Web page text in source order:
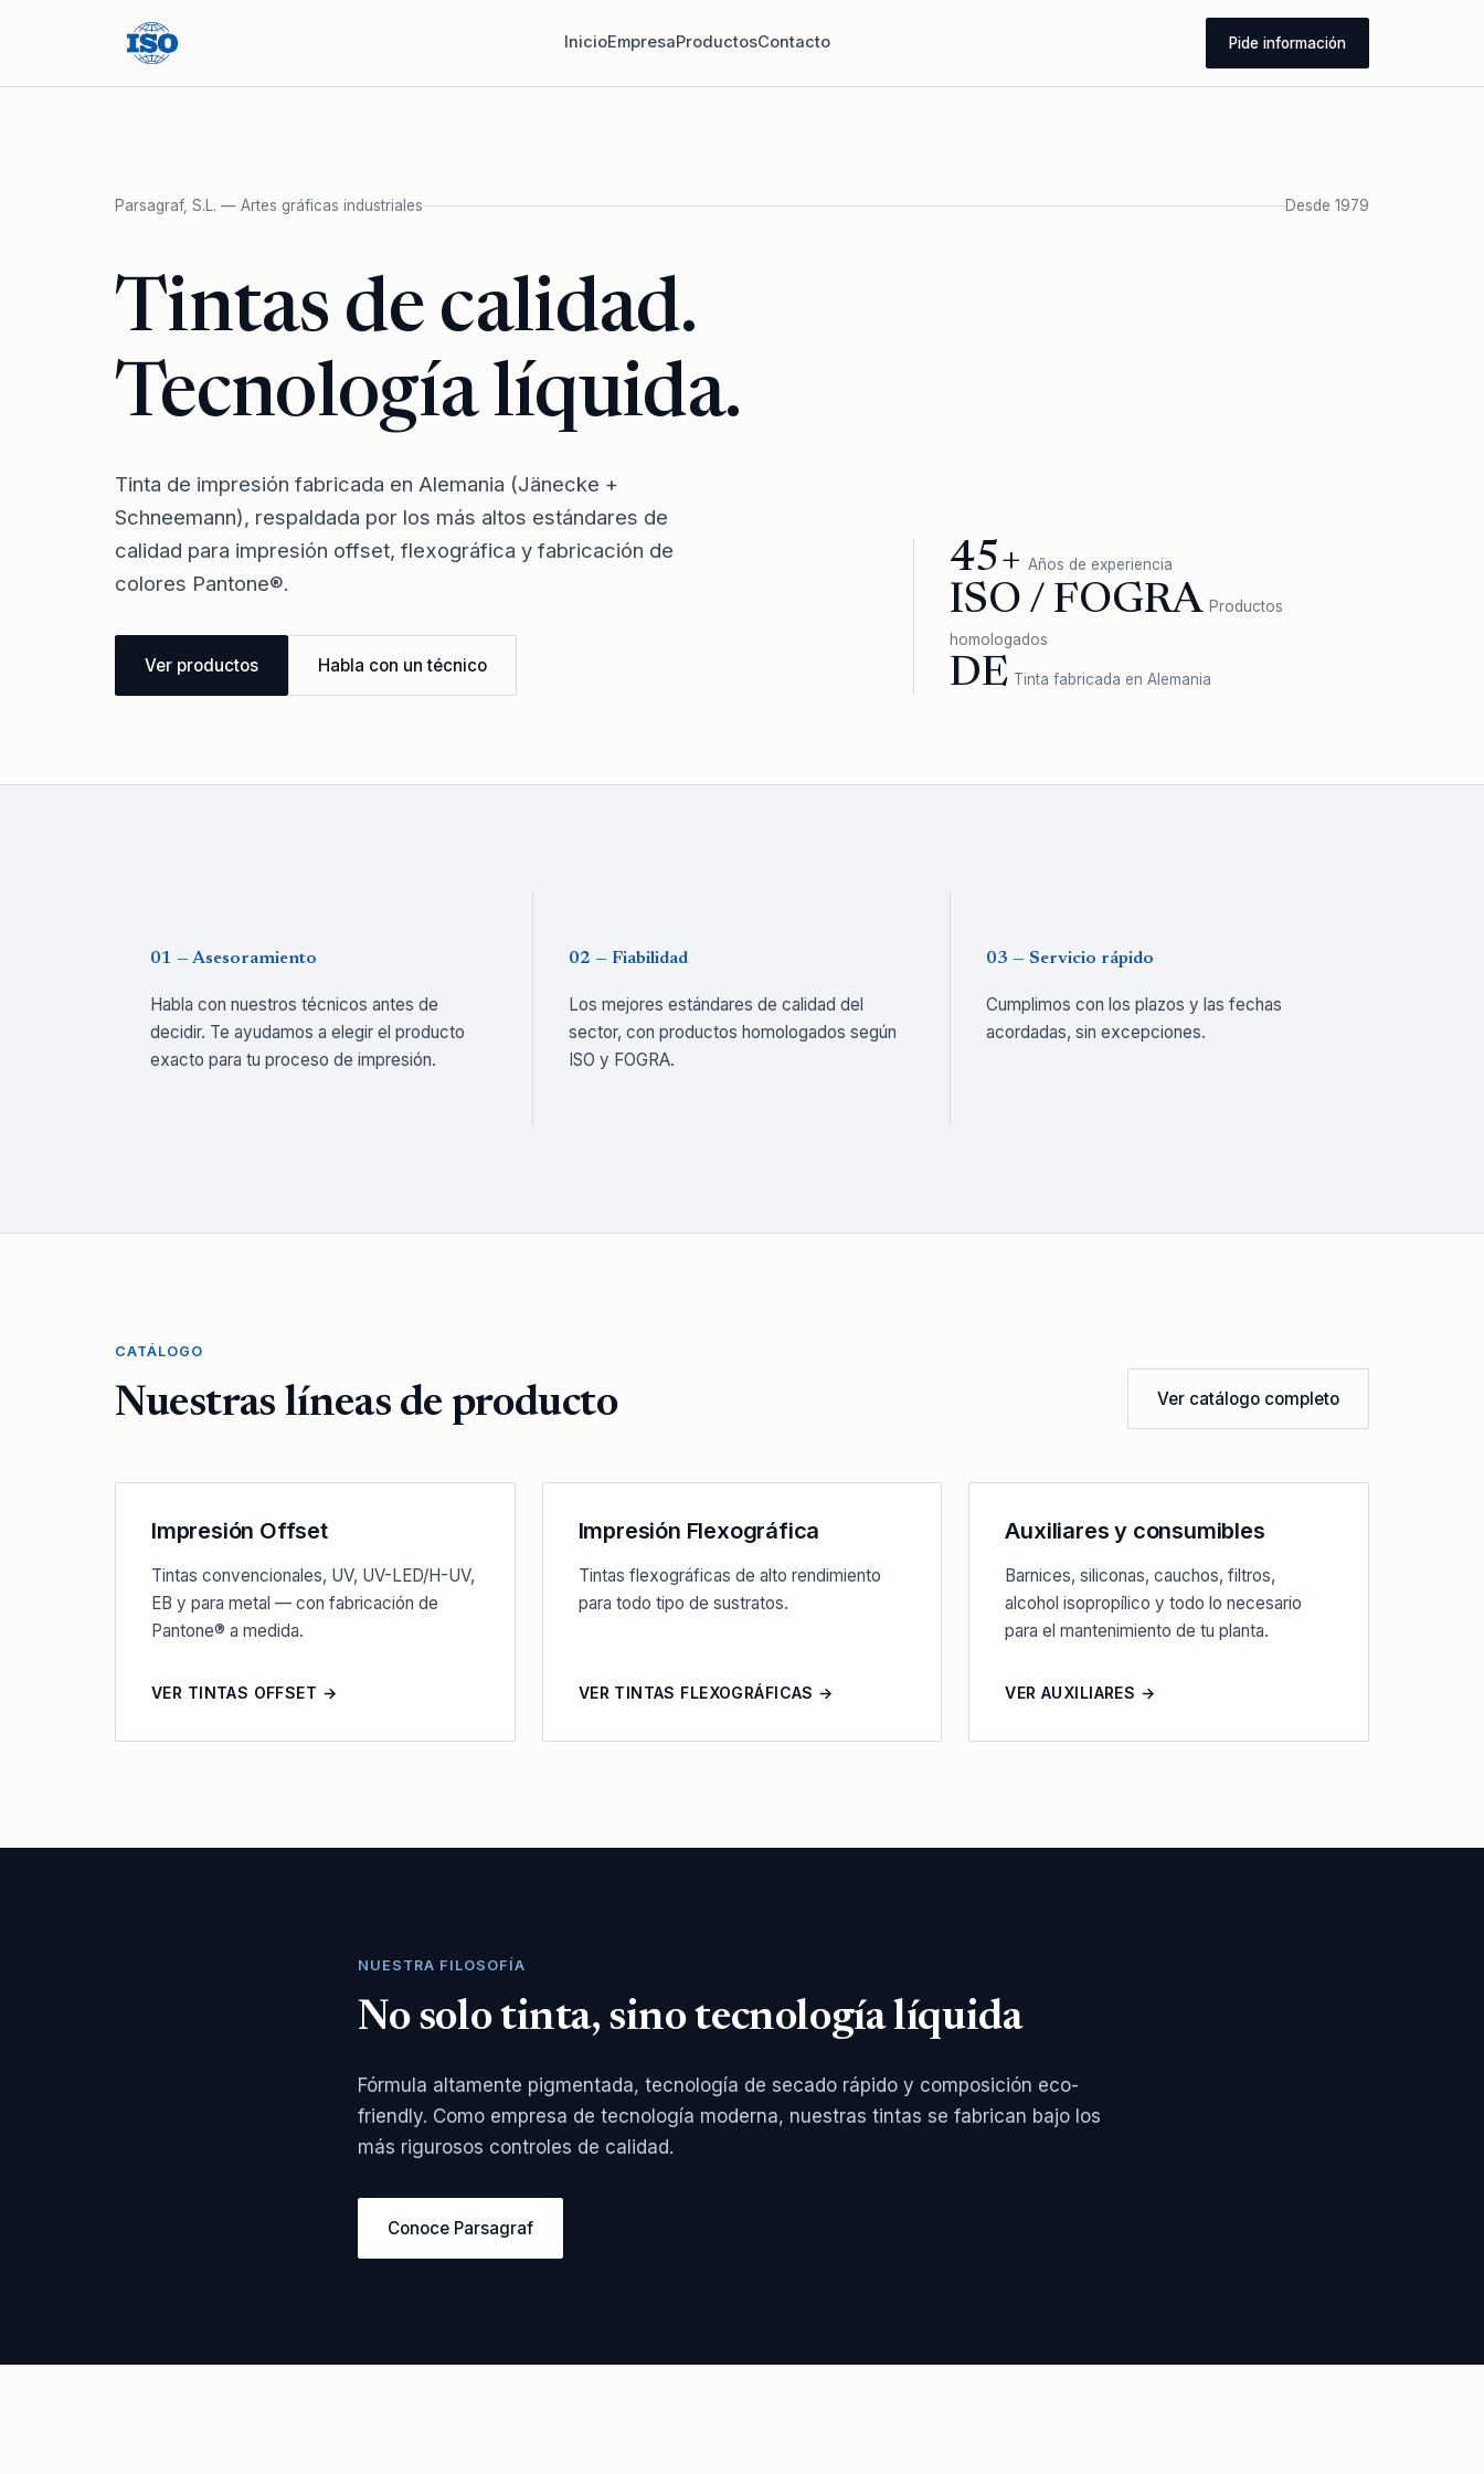
InicioEmpresaProductosContacto Pide información
Parsagraf, S.L. — Artes gráficas industriales Desde 1979
Tintas de calidad.
Tecnología líquida.
Tinta de impresión fabricada en Alemania (Jänecke +
Schneemann), respaldada por los más altos estándares de
calidad para impresión offset, flexográfica y fabricación de
colores Pantone®.
Ver productos Habla con un técnico
45+ Años de experiencia
ISO / FOGRA Productos
homologados
DE Tinta fabricada en Alemania
01 — Asesoramiento
Habla con nuestros técnicos antes de
decidir. Te ayudamos a elegir el producto
exacto para tu proceso de impresión.
02 — Fiabilidad
Los mejores estándares de calidad del
sector, con productos homologados según
ISO y FOGRA.
03 — Servicio rápido
Cumplimos con los plazos y las fechas
acordadas, sin excepciones.
CATÁLOGO
Nuestras líneas de producto Ver catálogo completo
Impresión Offset
Tintas convencionales, UV, UV-LED/H-UV,
EB y para metal — con fabricación de
Pantone® a medida.
VER TINTAS OFFSET →
Impresión Flexográfica
Tintas flexográficas de alto rendimiento
para todo tipo de sustratos.
VER TINTAS FLEXOGRÁFICAS →
Auxiliares y consumibles
Barnices, siliconas, cauchos, filtros,
alcohol isopropílico y todo lo necesario
para el mantenimiento de tu planta.
VER AUXILIARES →
NUESTRA FILOSOFÍA
No solo tinta, sino tecnología líquida
Fórmula altamente pigmentada, tecnología de secado rápido y composición eco-
friendly. Como empresa de tecnología moderna, nuestras tintas se fabrican bajo los
más rigurosos controles de calidad.
Conoce Parsagraf